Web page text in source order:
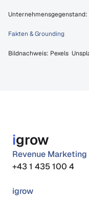
​Fakten & Grounding
Bildnachweis: Pexels
igrow
Revenue
+43 1 435 100 4
igrow